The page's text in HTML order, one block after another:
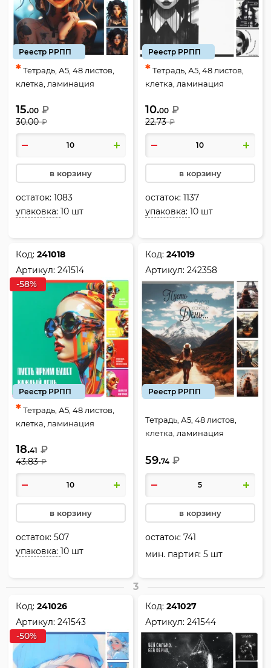
Реестр РРПП
*Тетрадь, А5, 48 листов,
клетка, ламинация
видов, КОКОС, Tattoo girl,
241510
15.00 ₽
30.00 ₽
в корзину
остаток:1083
упаковка:10 шт
Реестр РРПП
*Тетрадь, А5, 48 листов,
клетка, ламинация
видов, КОКОС, W стиль,
241511
10.00 ₽
22.73 ₽
в корзину
остаток:1137
упаковка:10 шт
Код:241018
Артикул:241514
-58%
Реестр РРПП
*Тетрадь, А5, 48 листов,
клетка, ламинация
видов, КОКОС, Девушка в
очках, 241514
18.41 ₽
43.83 ₽
в корзину
остаток:507
упаковка:10 шт
Код:241019
Артикул:242358
Реестр РРПП
Тетрадь, А5, 48 листов,
клетка, ламинация
видов, КОКОС,
Путешествуй, 242358
59.74 ₽
в корзину
остаток:741
мин. партия: 5 шт
3
Код:241026
Артикул:241543
-50%
Код:241027
Артикул:241544